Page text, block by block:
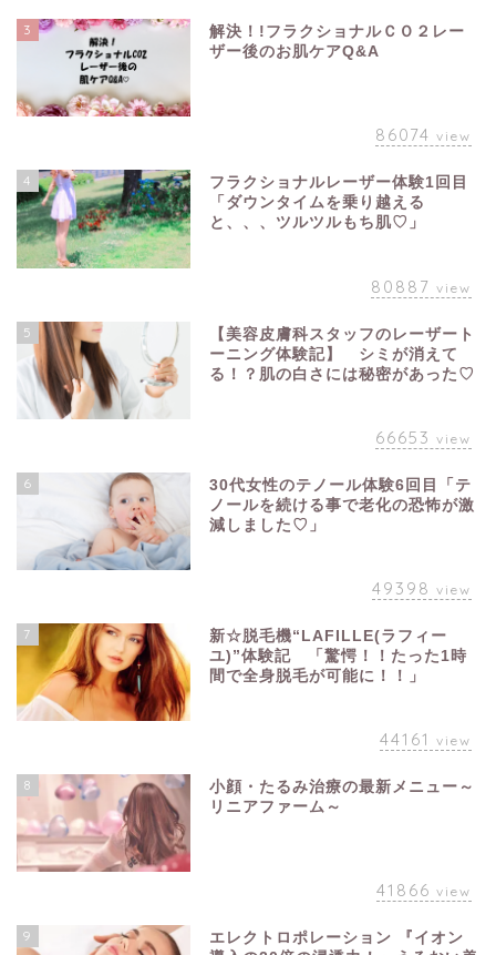
3
解決！!フラクショナルＣＯ２レー
ザー後のお肌ケアQ&A
86074 view
4
フラクショナルレーザー体験1回目
「ダウンタイムを乗り越える
と、、、ツルツルもち肌♡」
80887 view
5
【美容皮膚科スタッフのレーザート
ーニング体験記】 シミが消えて
る！？肌の白さには秘密があった♡
66653 view
6
30代女性のテノール体験6回目「テ
ノールを続ける事で老化の恐怖が激
減しました♡」
49398 view
7
新☆脱毛機“LAFILLE(ラフィー
ユ)”体験記 「驚愕！！たった1時
間で全身脱毛が可能に！！」
44161 view
8
小顔・たるみ治療の最新メニュー～
リニアファーム～
41866 view
9
エレクトロポレーション 『イオン